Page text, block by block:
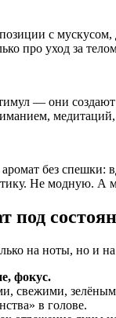
с
про уход за
— они
медитаций,
без спешки:
Не модную.
под
на ноты, но и
фокус.
свежими,
в голове.